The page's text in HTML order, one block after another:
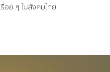
อย ๆ ในสังคมไทย